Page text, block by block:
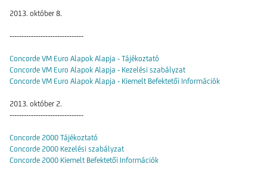
2013. október 8.
-------------------------------
Concorde VM Euro Alapok Alapja - Tájékoztató
Concorde VM Euro Alapok Alapja - Kezelési szabályzat
Concorde VM Euro Alapok Alapja - Kiemelt Befektetői Információk
2013. október 2.
-------------------------------
Concorde 2000 Tájékoztató
Concorde 2000 Kezelési szabályzat
Concorde 2000 Kiemelt Befektetői Információk